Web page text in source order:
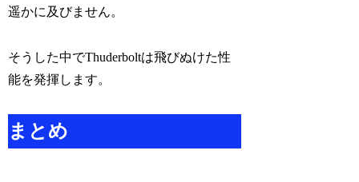
遥かに及びません。
そうした中でThuderboltは飛びぬけた性
能を発揮します。
まとめ